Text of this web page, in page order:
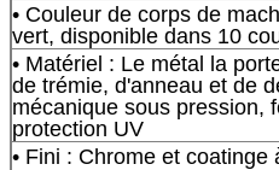
• Couleur de corps de
vert, disponible dans 10
• Matériel : Le métal la
de trémie, d'anneau et de
mécanique sous pression,
protection UV
• Fini : Chrome et